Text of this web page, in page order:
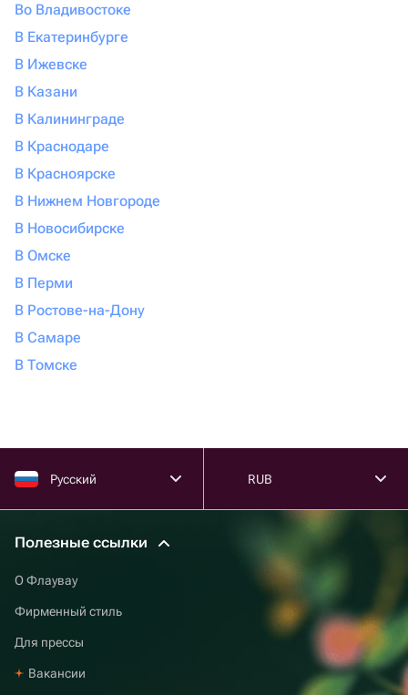
Во Владивостоке
В Екатеринбурге
В Ижевске
В Казани
В Калининграде
В Краснодаре
В Красноярске
В Нижнем Новгороде
В Новосибирске
В Омске
В Перми
В Ростове-на-Дону
В Самаре
В Томске
Русский RUB
Полезные ссылки
О Флаувау
Фирменный стиль
Для прессы
Вакансии